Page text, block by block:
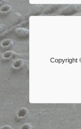
Copyright